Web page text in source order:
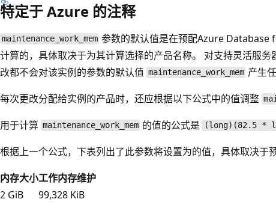
特定于 Azure 的注释
maintenance_work_mem 参数的默认值是在预配Azure Database
计算的，具体取决于为其计算选择的产品名称。 对支持灵活服
改都不会对该实例的参数的默认值 maintenance_work_mem 产生
每次更改分配给实例的产品时，还应根据以下公式中的值调整
用于计算 maintenance_work_mem 的值的公式是 (long)(82.5 *
根据上一个公式，下表列出了此参数将设置为的值，具体取决于
内存大小工作内存维护
2 GiB
99,328 KiB